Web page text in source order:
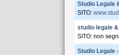
Studio Legale
SITO:
studio legale
SITO: non
Studio Legale